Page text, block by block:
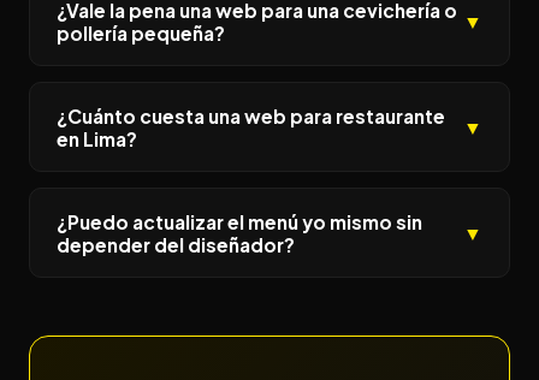
¿Vale la pena una web para una cevichería o
pollería pequeña?
▼
¿Cuánto cuesta una web para restaurante
en Lima?
▼
¿Puedo actualizar el menú yo mismo sin
depender del diseñador?
▼